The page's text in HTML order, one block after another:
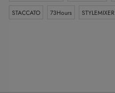
STACCATO
73Hours STYLEMIXER